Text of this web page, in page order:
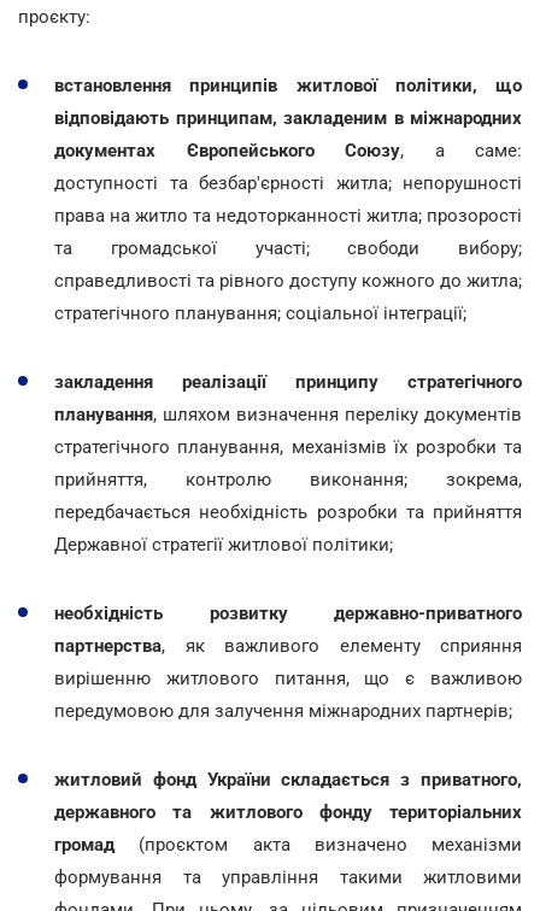
проєкту:
встановлення принципів житлової політики, що
відповідають принципам, закладеним в міжнародних
документах Європейського Союзу, а саме:
доступності та безбар'єрності житла; непорушності
права на житло та недоторканності житла; прозорості
та громадської участі; свободи вибору;
справедливості та рівного доступу кожного до житла;
стратегічного планування; соціальної інтеграції;
закладення реалізації принципу стратегічного
планування, шляхом визначення переліку документів
стратегічного планування, механізмів їх розробки та
прийняття, контролю виконання; зокрема,
передбачається необхідність розробки та прийняття
Державної стратегії житлової політики;
необхідність розвитку державно-приватного
партнерства, як важливого елементу сприяння
вирішенню житлового питання, що є важливою
передумовою для залучення міжнародних партнерів;
житловий фонд України складається з приватного,
державного та житлового фонду територіальних
громад(проєктом акта визначено механізми
формування та управління такими житловими